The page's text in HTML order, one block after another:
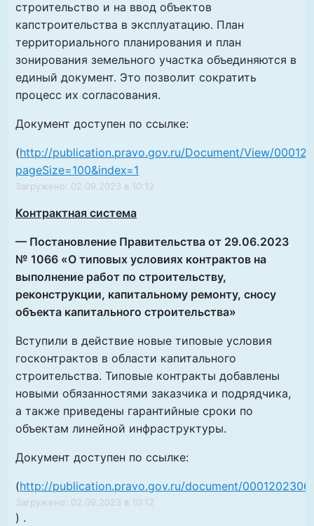
строительство и на ввод объектов
капстроительства в эксплуатацию. План
территориального планирования и план
зонирования земельного участка объединяются в
единый документ. Это позволит сократить
процесс их согласования.
Документ доступен по ссылке:
(http://publication.pravo.gov.ru/Document/View/
pageSize=100&index=1
Загружено: 02.09.2023 в 10:12
Контрактная система
— Постановление Правительства от 29.06.2023
№ 1066 «О типовых условиях контрактов на
выполнение работ по строительству,
реконструкции, капитальному ремонту, сносу
объекта капитального строительства»
Вступили в действие новые типовые условия
госконтрактов в области капитального
строительства. Типовые контракты добавлены
новыми обязанностями заказчика и подрядчика,
а также приведены гарантийные сроки по
объектам линейной инфраструктуры.
Документ доступен по ссылке:
(http://publication.pravo.gov.ru/document/
Загружено: 02.09.2023 в 10:12
) .